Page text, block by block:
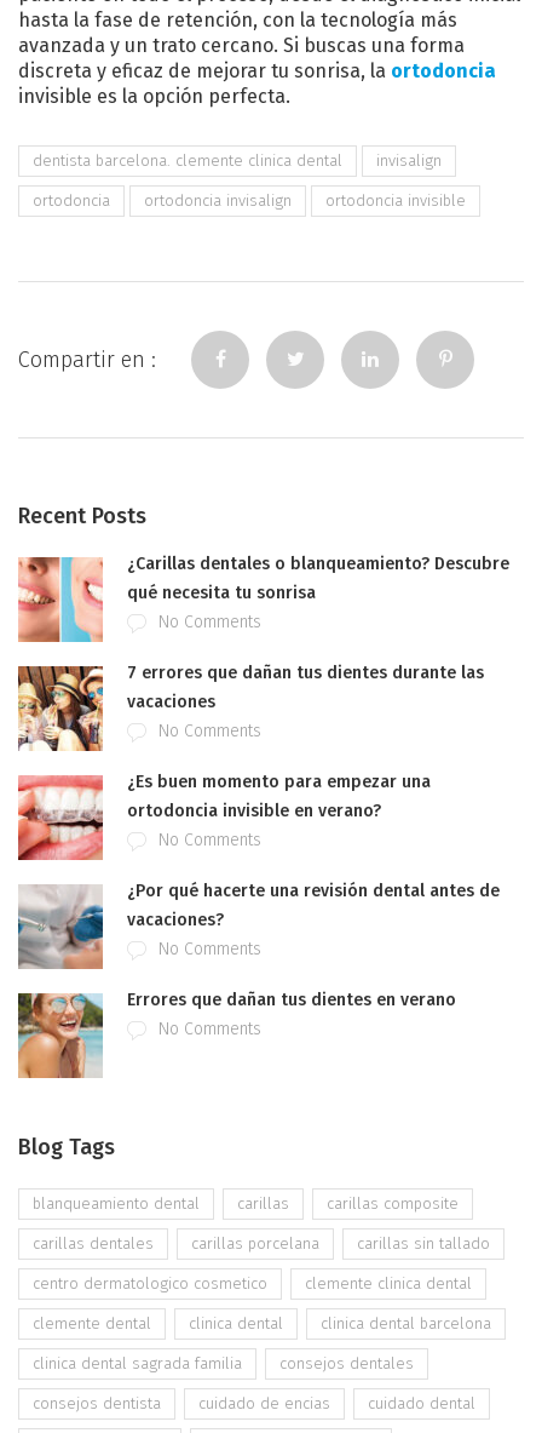
hasta la fase de retención, con la tecnología más
avanzada y un trato cercano. Si buscas una forma
discreta y eficaz de mejorar tu sonrisa, la ortodoncia
invisible es la opción perfecta.
dentista barcelona. clemente clinica dental invisalign
ortodoncia ortodoncia invisalign ortodoncia invisible
Compartir en :
Recent Posts
¿Carillas dentales o blanqueamiento? Descubre
qué necesita tu sonrisa
No Comments
7 errores que dañan tus dientes durante las
vacaciones
No Comments
¿Es buen momento para empezar una
ortodoncia invisible en verano?
No Comments
¿Por qué hacerte una revisión dental antes de
vacaciones?
No Comments
Errores que dañan tus dientes en verano
No Comments
Blog Tags
blanqueamiento dental carillas carillas composite
carillas dentales carillas porcelana carillas sin tallado
centro dermatologico cosmetico clemente clinica dental
clemente dental clinica dental clinica dental barcelona
clinica dental sagrada familia consejos dentales
consejos dentista cuidado de encias cuidado dental